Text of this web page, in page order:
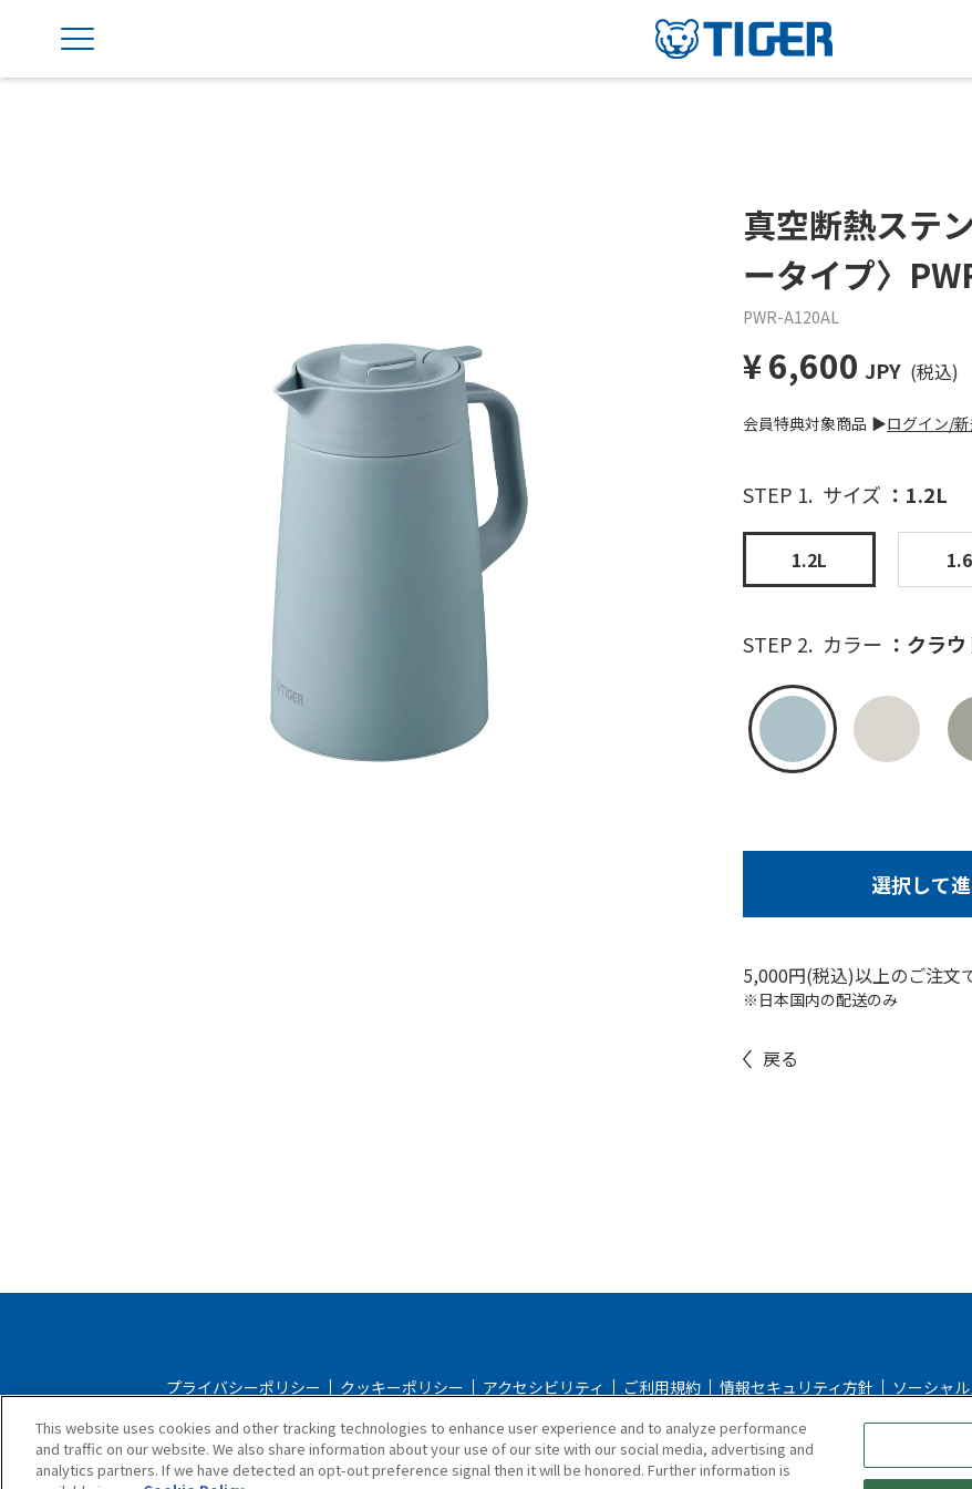
真空断熱ステ
ータイプ〉
PWR-A120AL
¥6,600 JPY (税込)
会員特典対象商品 ▶︎ログイン/
STEP 1. サイズ 1.2L
1.2L
STEP 2. カラー クラ
選択して
5,000円(税込)以上のご注文
※日本国内の配送のみ
戻る
プライバシーポリシー クッキーポリシー アクセシビリティ ご利用規約 情報セキュリティ方針 ソーシャ
ストアご利用規約 配送ポリシー 返品＆返金ポリシー 修理規約 特定商取引法に基づく表記
This website uses cookies and other tracking technologies to enhance user experience and to analyze performance
and traffic on our website. We also share information about your use of our site with our social media, advertising and
analytics partners. If we have detected an opt-out preference signal then it will be honored. Further information is